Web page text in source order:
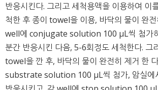
반응시킨다. 그리고 세척용액을 이용하여 이
척한 후 종이 towel을 이용, 바닥의 물이 완
well에 conjugate solution 100 μL씩 첨가
분간 반응시킨 다음, 5-6회정도 세척한다. 그
towel을 깐 후, 바닥의 물이 완전히 제거 한
substrate solution 100 μL씩 첨가, 암실에